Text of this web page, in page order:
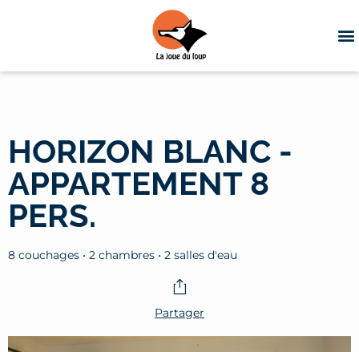
HORIZON BLANC -
APPARTEMENT 8
PERS.
8 couchages • 2 chambres • 2 salles d'eau
Partager